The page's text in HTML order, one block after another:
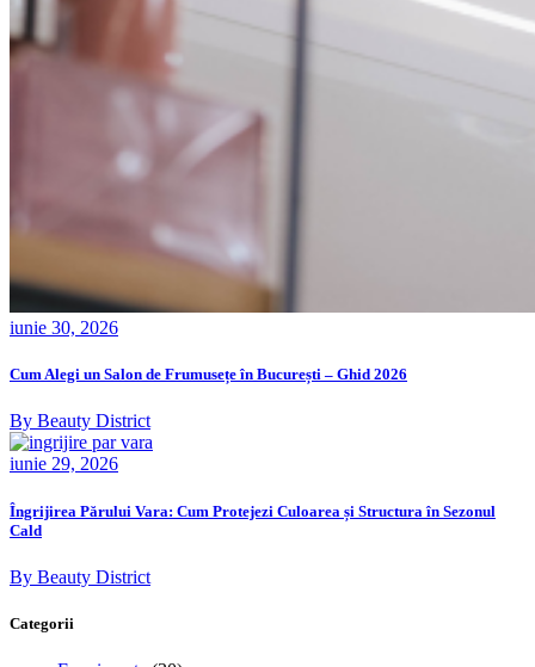
iunie 30, 2026
Cum Alegi un Salon de Frumusețe în București – Ghid 2026
By Beauty District
iunie 29, 2026
Îngrijirea Părului Vara: Cum Protejezi Culoarea și Structura în Sezonul
Cald
By Beauty District
Categorii